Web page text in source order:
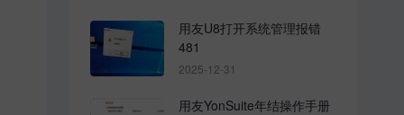
用友U8打开系统管理报错
481
2025-12-31
用友YonSuite年结操作手册